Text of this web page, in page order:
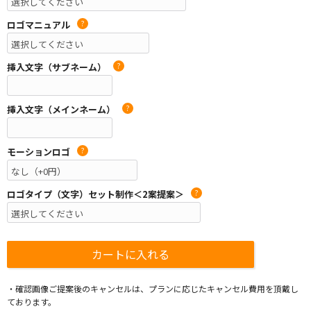
ロゴマニュアル ?
挿入文字（サブネーム） ?
挿入文字（メインネーム） ?
モーションロゴ ?
ロゴタイプ（文字）セット制作＜2案提案＞ ?
・確認画像ご提案後のキャンセルは、プランに応じたキャンセル費用を頂戴し
ております。